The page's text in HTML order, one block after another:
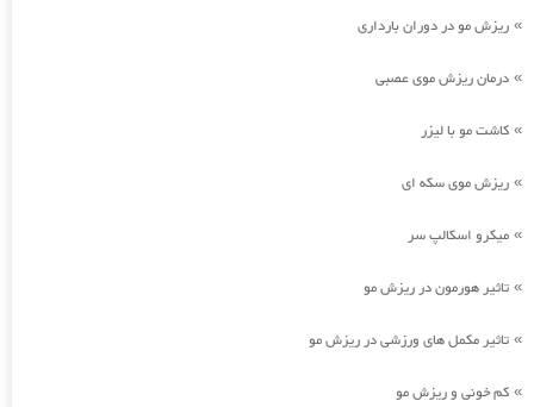
» ریزش مو در دوران بارداری
» درمان ریزش موی عصبی
» کاشت مو با لیزر
» ریزش موی سکه ای
» میکرو اسکالپ سر
» تاثیر هورمون در ریزش مو
» تاثیر مکمل های ورزشی در ریزش مو
» کم خونی و ریزش مو